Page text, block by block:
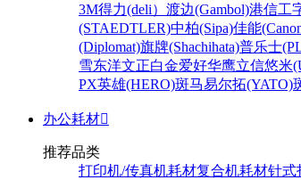
3M得力(deli） 渡边(Gambol)港信工
(STAEDTLER)中柏(Sipa)佳能
(Diplomat)旗牌(Shachihata)普乐士
雪东洋文正白金爱好华鹰立信悠米
PX英雄(HERO)斑马易尔拓(YATO)
办公耗材
推荐品类
打印机/传真机耗材复合机耗材针式